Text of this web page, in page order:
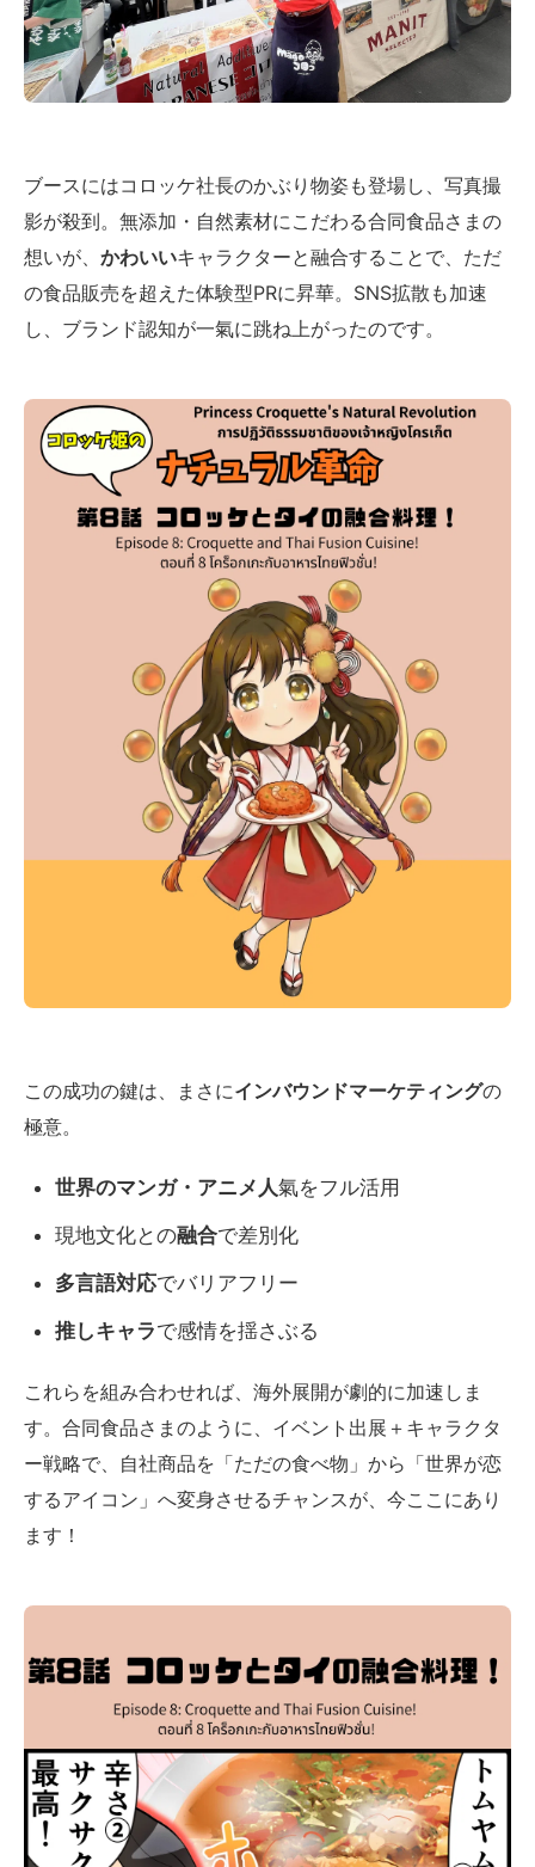
ブースにはコロッケ社長のかぶり物姿も登場し、写真撮
影が殺到。無添加・自然素材にこだわる合同食品さまの
想いが、 かわいいキャラクターと融合することで、ただ
の食品販売を超えた体験型PRに昇華。SNS拡散も加速
し、ブランド認知が一氣に跳ね上がったのです。
この成功の鍵は、まさにインバウンドマーケティングの
極意。
世界のマンガ・アニメ人氣をフル活用
現地文化との融合で差別化
多言語対応でバリアフリー
推しキャラで感情を揺さぶる
これらを組み合わせれば、海外展開が劇的に加速しま
す。合同食品さまのように、イベント出展＋キャラクタ
ー戦略で、自社商品を「ただの食べ物」から「世界が恋
するアイコン」へ変身させるチャンスが、今ここにあり
ます！